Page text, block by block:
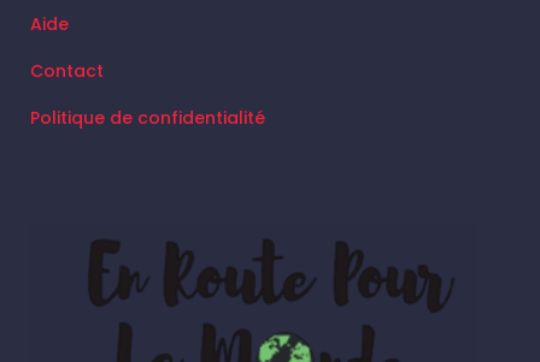
Aide
Contact
Politique de confidentialité